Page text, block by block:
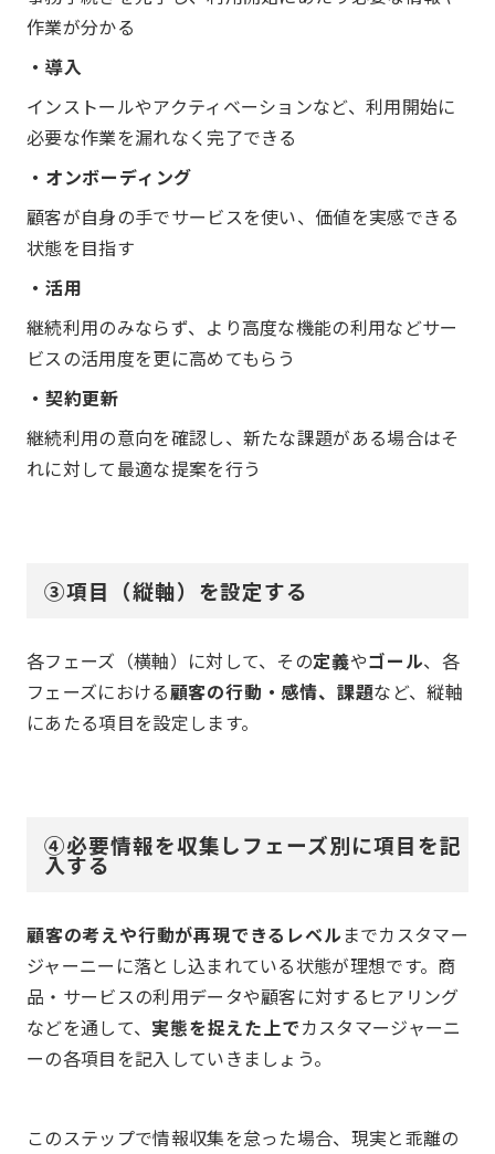
作業が分かる
・導入
インストールやアクティベーションなど、利用開始に
必要な作業を漏れなく完了できる
・オンボーディング
顧客が自身の手でサービスを使い、価値を実感できる
状態を目指す
・活用
継続利用のみならず、より高度な機能の利用などサー
ビスの活用度を更に高めてもらう
・契約更新
継続利用の意向を確認し、新たな課題がある場合はそ
れに対して最適な提案を行う
③項目（縦軸）を設定する
各フェーズ（横軸）に対して、その定義やゴール、各
フェーズにおける顧客の行動・感情、課題など、縦軸
にあたる項目を設定します。
④必要情報を収集しフェーズ別に項目を記
入する
顧客の考えや行動が再現できるレベル までカスタマー
ジャーニーに落とし込まれている状態が理想です。商
品・サービスの利用データや顧客に対するヒアリング
などを通して、 実態を捉えた上でカスタマージャーニ
ーの各項目を記入していきましょう。
このステップで情報収集を怠った場合、現実と乖離の